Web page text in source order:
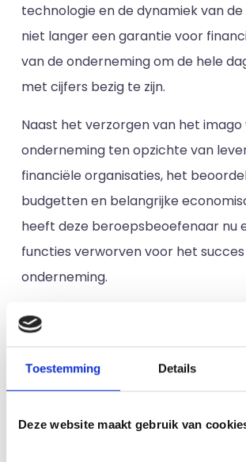
Toestemming Details
Deze website maakt gebruik van
technologie en de dynamiek van
niet langer een garantie voor
van de onderneming om de hele
met cijfers bezig te zijn.
Naast het verzorgen van het imago
onderneming ten opzichte van
financiële organisaties, het
budgetten en belangrijke
heeft deze beroepsbeoefenaar nu
functies verworven voor het
onderneming.
4. De
van de Directeur
anno 2022
Terwijl zijn team zich bezighoudt